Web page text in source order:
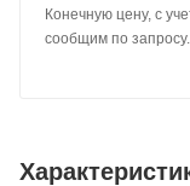
Конечную цену, с
сообщим по запросу.